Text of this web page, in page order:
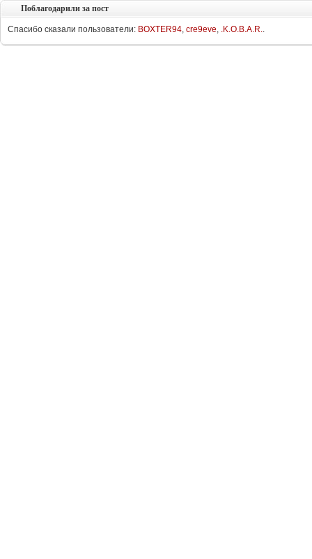
Поблагодарили за пост
Спасибо сказали пользователи: BOXTER94, cre9eve, .K.O.B.A.R..